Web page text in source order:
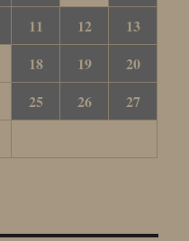
11 12
13
18 19 20
25 26
27